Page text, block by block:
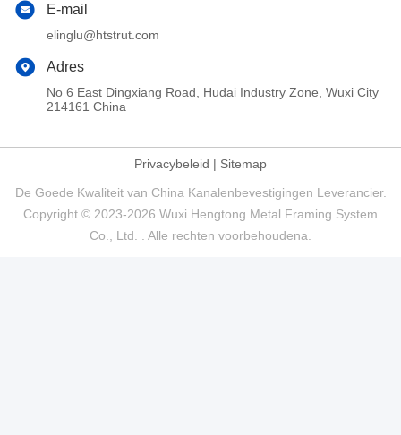
E-mail
elinglu@htstrut.com
Adres
No 6 East Dingxiang Road, Hudai Industry Zone, Wuxi City
214161 China
Privacybeleid | Sitemap
De Goede Kwaliteit van China Kanalenbevestigingen Leverancier.
Copyright © 2023-2026 Wuxi Hengtong Metal Framing System
Co., Ltd. . Alle rechten voorbehoudena.